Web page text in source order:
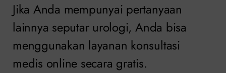
Jika Anda mempunyai pertanyaan
lainnya seputar urologi, Anda bisa
menggunakan layanan konsultasi
medis online secara gratis.